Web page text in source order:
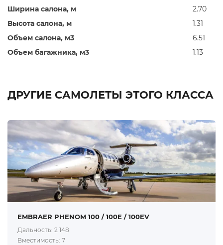
Ширина салона, м
2.70
Высота салона, м
1.31
Объем салона, м3
6.51
Объем багажника, м3
1.13
ДРУГИЕ САМОЛЕТЫ ЭТОГО КЛАССА
EMBRAER PHENOM 100 / 100E / 100EV
Дальность: 2 148
Вместимость: 7